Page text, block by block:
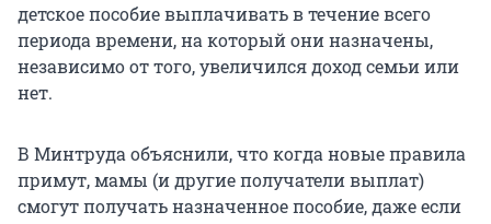
детское пособие выплачивать в течение всего
периода времени, на который они назначены,
независимо от того, увеличился доход семьи или
нет.
В Минтруда объяснили, что когда новые правила
примут, мамы (и другие получатели выплат)
смогут получать назначенное пособие, даже если